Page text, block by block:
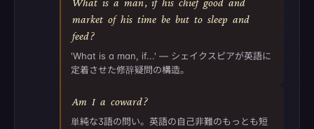
What is a man, if his chief good and
market of his time be but to sleep and
feed?
'What is a man, if...' — シェイクスピアが英語に
定着させた修辞疑問の構造。
Am I a coward?
単純な3語の問い。英語の自己非難のもっとも短